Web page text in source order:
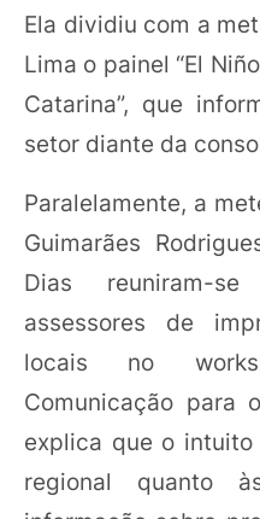
Ela dividiu com a
Lima o painel “El
Catarina”, que
setor diante da
Paralelamente, a
Guimarães
Dias reuniram-
assessores de
locais no
Comunicação para
explica que o
regional quanto